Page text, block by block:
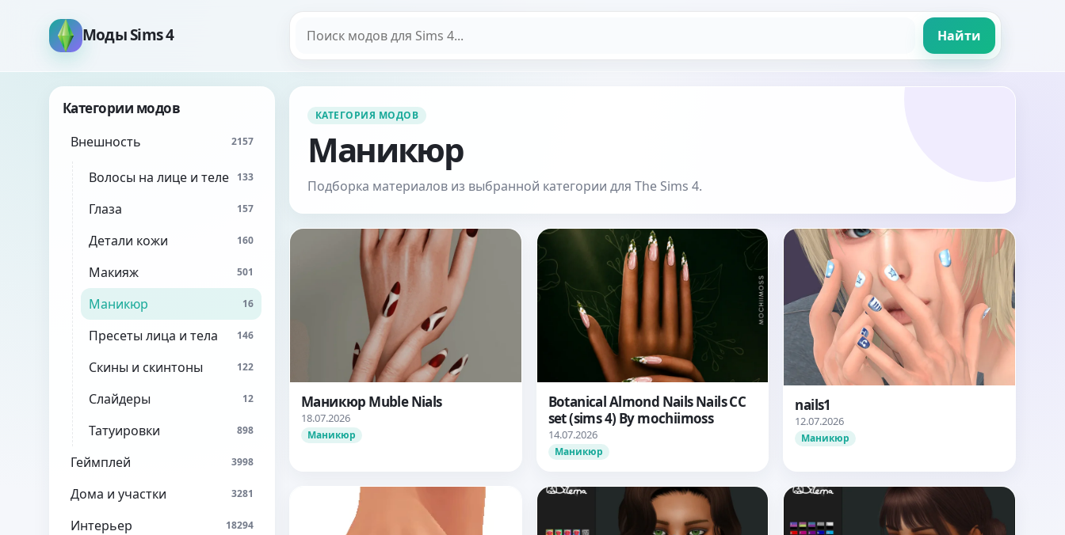
Моды Sims 4 Найти
Категории модов
Внешность 2157
Волосы на лице и теле 133
Глаза 157
Детали кожи 160
Макияж 501
Маникюр 16
Пресеты лица и тела 146
Скины и скинтоны 122
Слайдеры 12
Татуировки 898
Геймплей 3998
Дома и участки 3281
Интерьер 18294
КАТЕГОРИЯ МОДОВ
Маникюр
Подборка материалов из выбранной категории для The Sims 4.
Маникюр Muble Nials
18.07.2026
Маникюр
Botanical Almond Nails Nails CC
set (sims 4) By mochiimoss
14.07.2026
Маникюр
nails1
12.07.2026
Маникюр